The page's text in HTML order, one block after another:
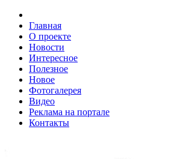
Главная
О проекте
Новости
Интересное
Полезное
Новое
Фотогалерея
Видео
Реклама на портале
Контакты